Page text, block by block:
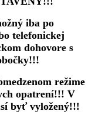
iba po
telefonickej
dohovore s
režime
opatrení!!! V
byť vyložený!!!